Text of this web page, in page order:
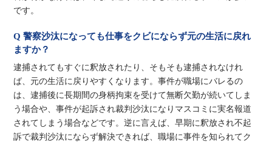
です。
Q 警察沙汰になっても仕事をクビにならず元の生活に戻れ
ますか？
逮捕されてもすぐに釈放されたり、そもそも逮捕されなけれ
ば、元の生活に戻りやすくなります。事件が職場にバレるの
は、逮捕後に長期間の身柄拘束を受けて無断欠勤が続いてしま
う場合や、事件が起訴され裁判沙汰になりマスコミに実名報道
されてしまう場合などです。逆に言えば、早期に釈放され不起
訴で裁判沙汰にならず解決できれば、職場に事件を知られてク